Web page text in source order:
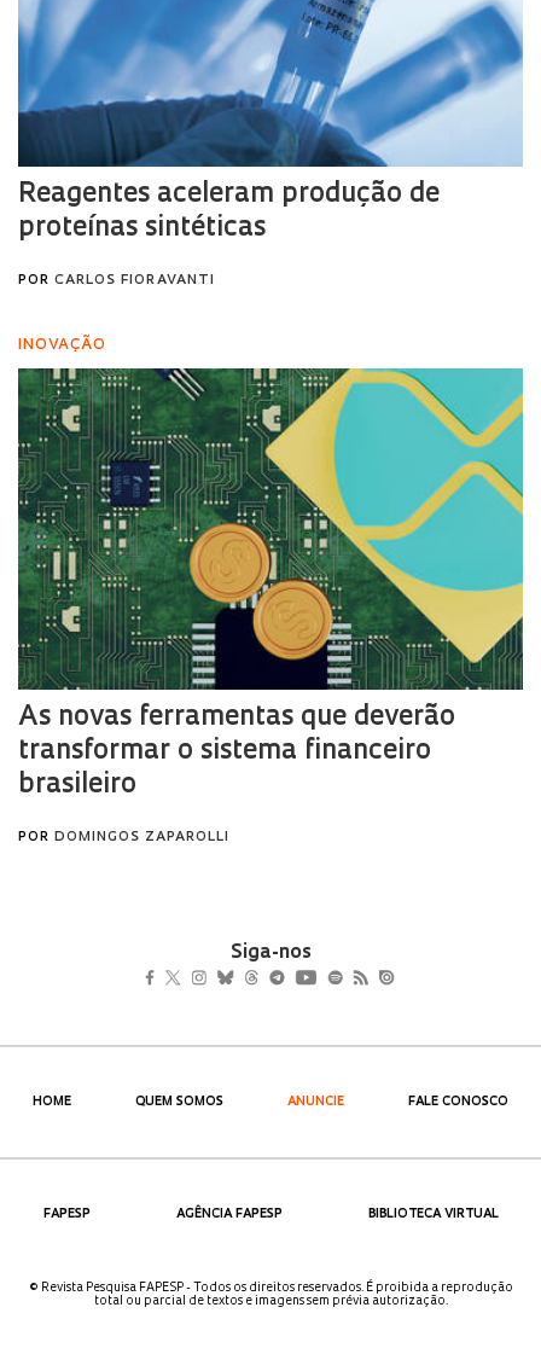
Siga-nos
HOME QUEM SOMOS ANUNCIE FALE CONOSCO
FAPESP AGÊNCIA FAPESP BIBLIOTECA VIRTUAL
© Revista Pesquisa FAPESP - Todos os direitos reservados. É proibida a reprodução
total ou parcial de textos e imagens sem prévia autorização.